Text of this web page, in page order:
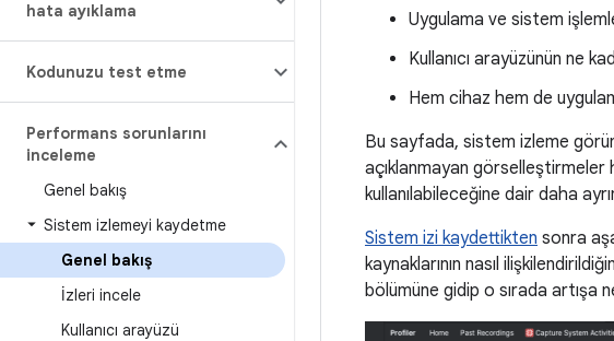
hata ayıklama
Kodunuzu test etme
Performans sorunlarını
inceleme
Genel bakış
Sistem izlemeyi kaydetme
Genel bakış
İzleri incele
Kullanıcı arayüzü
Uygulama ve sistem
Kullanıcı arayüzünün ne
Hem cihaz hem de
Bu sayfada, sistem izleme
açıklanmayan görselleştirmeler
kullanılabileceğine dair daha
Sistem izi kaydettikten sonra
kaynaklarının nasıl
bölümüne gidip o sırada artışa